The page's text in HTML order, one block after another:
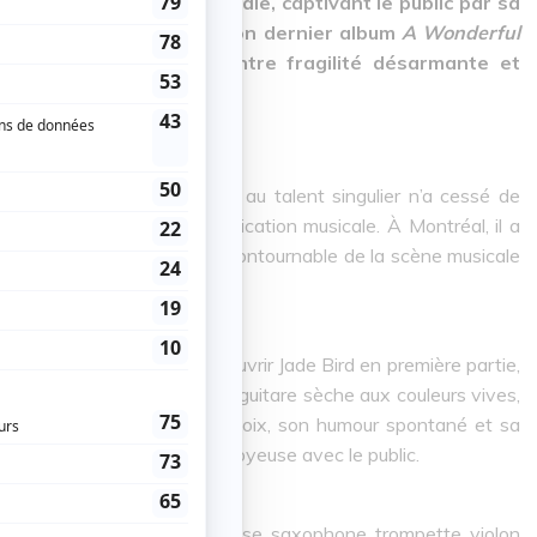
accompagnant son dernier album A Wonderful
rare, oscillant entre fragilité désarmante et
, ce musicien au talent singulier n’a cessé de
mélancolie et sophistication musicale. À Montréal, il a
ses débuts, une figure incontournable de la scène musicale
a eu le bonheur de découvrir Jade Bird en première partie,
Accompagnée de sa guitare sèche aux couleurs vives,
folk et country pop. Sa voix, son humour spontané et sa
une connivence joyeuse avec le public.